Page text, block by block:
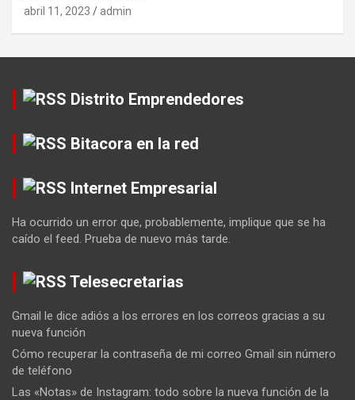
abril 11, 2023 admin
Distrito Emprendedores
Bitacora en la red
Internet Empresarial
Ha ocurrido un error que, probablemente, implique que se ha
caído el feed. Prueba de nuevo más tarde.
Telesecretarias
Gmail le dice adiós a los errores en los correos gracias a su
nueva función
Cómo recuperar la contraseña de mi correo Gmail sin número
de teléfono
Las «Notas» de Instagram: todo sobre la nueva función de la